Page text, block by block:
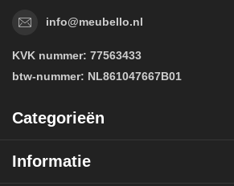
info@meubello.nl
KVK nummer: 77563433
btw-nummer: NL861047667B01
Categorieën
Informatie